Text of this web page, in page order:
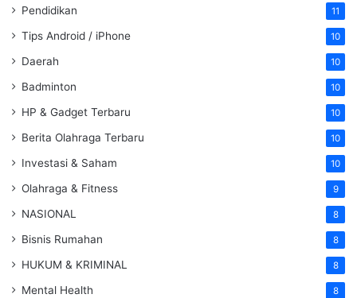
Pendidikan 11
Tips Android / iPhone 10
Daerah 10
Badminton 10
HP & Gadget Terbaru 10
Berita Olahraga Terbaru 10
Investasi & Saham 10
Olahraga & Fitness 9
NASIONAL 8
Bisnis Rumahan 8
HUKUM & KRIMINAL 8
Mental Health 8